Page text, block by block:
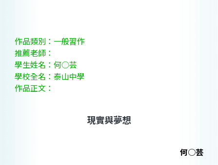
作品類別：一般習作
推薦老師：
學生姓名：何○芸
學校全名：泰山中學
作品正文：
現實與夢想
何○芸